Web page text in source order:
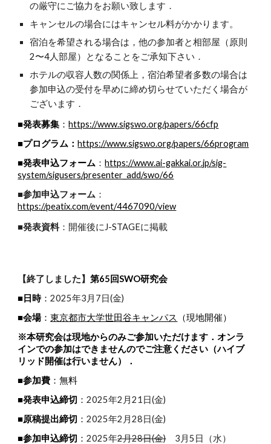
の厳守にご協力をお願い致します．
キャンセルの場合にはキャンセル料がかかります。
宿泊を希望される場合は，他の参加者と相部屋（原則
2〜4人部屋）となることをご承知下さい．
ホテルの収容人数の関係上，宿泊希望者多数の場合は
参加申込の受付を早めに締め切らせていただく場合が
ございます．
■発表募集 ：https://www.sigswo.org/papers/66cfp
■プログラム：https://www.sigswo.org/papers/66program
■発表申込フォーム ： https://www.ai-gakkai.or.jp/sig-
system/sigusers/presenter_add/swo/66
■参加申込フォーム ：
https://peatix.com/event/4467090/view
■発表資料 ：開催後にJ-STAGEに掲載
【終了しました】第65回SWO研究会
■日時 ：2025年3月7日(金)
■会場 ：東京都市大学世田谷キャンパス
（現地開催）
※本研究会は現地からのみご参加いただけます．オンラ
インでの参加はできませんのでご注意ください（ハイブ
リッド開催は行いません）．
■参加費 ：無料
■発表申込締切 ：2025年2月21日(金)
■原稿提出締切 ：2025年2月28日(金)
■参加申込締切 ：2025年2月28日(金)3月5日（水）